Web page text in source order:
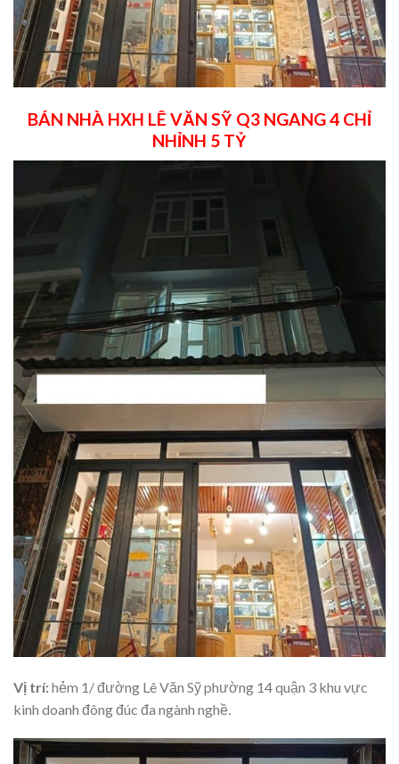
BÁN NHÀ HXH LÊ VĂN SỸ Q3 NGANG 4 CHỈ
NHỈNH 5 TỶ
Vị trí:hẻm 1/ đường Lê Văn Sỹ phường 14 quận 3 khu vực
kinh doanh đông đúc đa ngành nghề.